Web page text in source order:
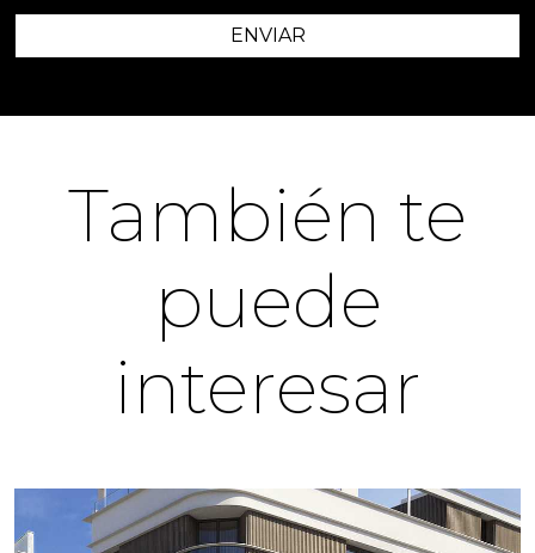
ENVIAR
También te
puede
interesar